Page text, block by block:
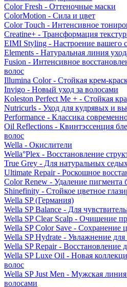
Color Fresh - Оттеночные маски
ColorMotion - Сила и цвет
Color Touch - Интенсивное
Creatine+ - Трансформация
EIMI Styling - Настроение вашего
Elements - Натуральная линия
Fusion - Интенсивное
волос
Illumina Color - Стойкая крем-
Invigo - Новый уход за волосами
Koleston Perfect Me + - Стойкая
Nutricurls - Уход для кудрявых и
Performance - Классика
Oil Reflections - Квинтэссенция
волос
Wella - Окислители
Wella°Plex - Восстановление
True Grey - Для натуральных
Ultimate Repair - Роскошное
Color Renew - Удаление пигмента
Shinefinity - Стойкое цветное
Wella SP (Германия)
Wella SP Balance - Для
Wella SP Clear Scalp - Очищение
Wella SP Color Save - Сохранение
Wella SP Hydrate - Увлажнение
Wella SP Repair - Восстановление
Wella SP Luxe Oil - Новая
волос
Wella SP Just Men - Мужская линия
волосами